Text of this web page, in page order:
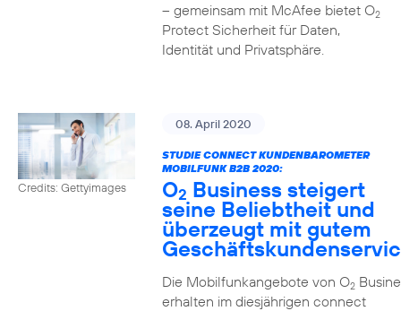
– gemeinsam mit McAfee bietet O2
Protect Sicherheit für Daten,
Identität und Privatsphäre.
Credits: Gettyimages
08. April 2020
STUDIE CONNECT KUNDENBAROMETER
MOBILFUNK B2B 2020:
O2 Business steigert
seine Beliebtheit und
überzeugt mit gutem
Die Mobilfunkangebote von O2
erhalten im diesjährigen connect